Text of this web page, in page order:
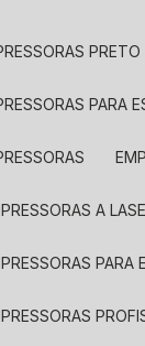
PARA
A
PARA